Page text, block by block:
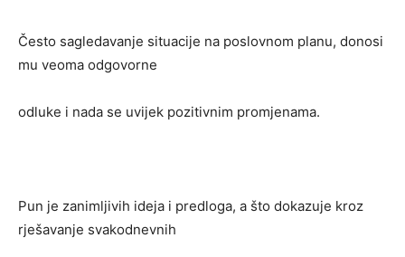
Često sagledavanje situacije na poslovnom planu, donosi
mu veoma odgovorne
odluke i nada se uvijek pozitivnim promjenama.
Pun je zanimljivih ideja i predloga, a što dokazuje kroz
rješavanje svakodnevnih